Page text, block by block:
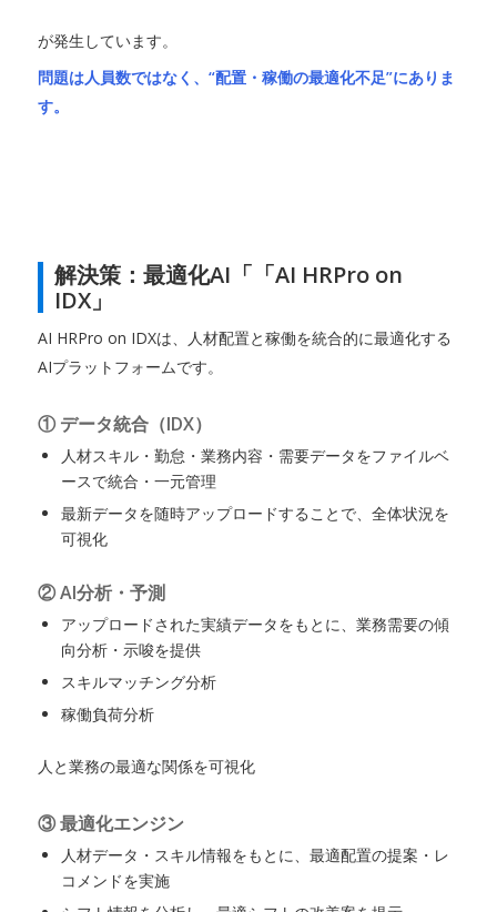
が発生しています。
問題は人員数ではなく、“配置・稼働の最適化不足”にありま
す。
解決策：最適化AI「「AI HRPro on
IDX」
AI HRPro on IDXは、人材配置と稼働を統合的に最適化する
AIプラットフォームです。
① データ統合（IDX）
人材スキル・勤怠・業務内容・需要データをファイルベ
ースで統合・一元管理
最新データを随時アップロードすることで、全体状況を
可視化
② AI分析・予測
アップロードされた実績データをもとに、業務需要の傾
向分析・示唆を提供
スキルマッチング分析
稼働負荷分析
人と業務の最適な関係を可視化
③ 最適化エンジン
人材データ・スキル情報をもとに、最適配置の提案・レ
コメンドを実施